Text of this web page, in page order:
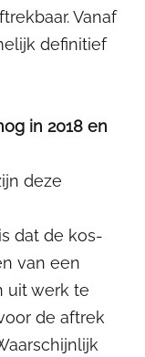
Vanaf
definitief
in 2018 en
deze
dat de kos-
van een
uit werk te
de aftrek